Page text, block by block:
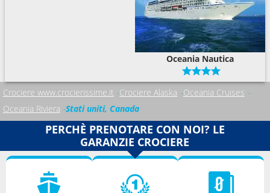
Oceania Nautica
Crociere www.crocierissime.it Crociere Alaska Oceania Cruises
Oceania Riviera Stati uniti, Canada
PERCHÈ PRENOTARE CON NOI? LE
GARANZIE CROCIERE